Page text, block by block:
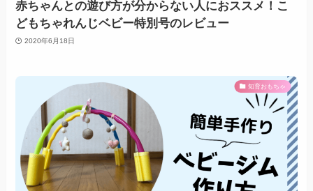
赤ちゃんとの遊び方が分からない人におススメ！こ
どもちゃれんじベビー特別号のレビュー
2020年6月18日
知育おもちゃ